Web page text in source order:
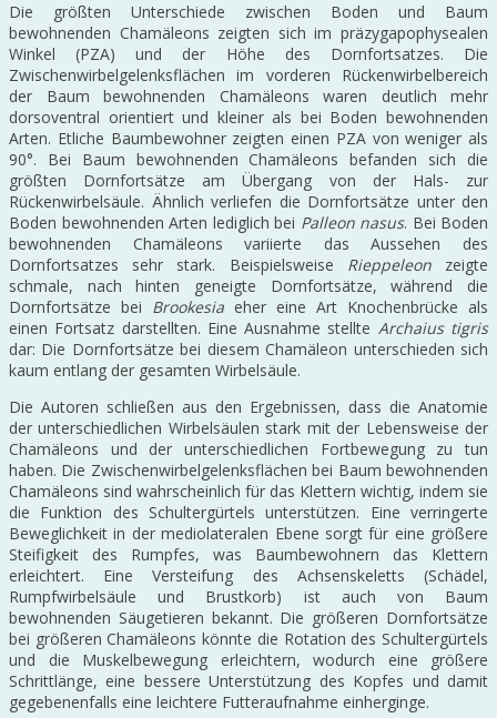
Die größten Unterschiede zwischen Boden und Baum
bewohnenden Chamäleons zeigten sich im präzygapophysealen
Winkel (PZA) und der Höhe des Dornfortsatzes. Die
Zwischenwirbelgelenksflächen im vorderen Rückenwirbelbereich
der Baum bewohnenden Chamäleons waren deutlich mehr
dorsoventral orientiert und kleiner als bei Boden bewohnenden
Arten. Etliche Baumbewohner zeigten einen PZA von weniger als
90°. Bei Baum bewohnenden Chamäleons befanden sich die
größten Dornfortsätze am Übergang von der Hals- zur
Rückenwirbelsäule. Ähnlich verliefen die Dornfortsätze unter den
Boden bewohnenden Arten lediglich bei Palleon nasus. Bei Boden
bewohnenden Chamäleons variierte das Aussehen des
Dornfortsatzes sehr stark. Beispielsweise Rieppeleonzeigte
schmale, nach hinten geneigte Dornfortsätze, während die
Dornfortsätze bei Brookesia eher eine Art Knochenbrücke als
einen Fortsatz darstellten. Eine Ausnahme stellte Archaius tigris
dar: Die Dornfortsätze bei diesem Chamäleon unterschieden sich
kaum entlang der gesamten Wirbelsäule.
Die Autoren schließen aus den Ergebnissen, dass die Anatomie
der unterschiedlichen Wirbelsäulen stark mit der Lebensweise der
Chamäleons und der unterschiedlichen Fortbewegung zu tun
haben. Die Zwischenwirbelgelenksflächen bei Baum bewohnenden
Chamäleons sind wahrscheinlich für das Klettern wichtig, indem sie
die Funktion des Schultergürtels unterstützen. Eine verringerte
Beweglichkeit in der mediolateralen Ebene sorgt für eine größere
Steifigkeit des Rumpfes, was Baumbewohnern das Klettern
erleichtert. Eine Versteifung des Achsenskeletts (Schädel,
Rumpfwirbelsäule und Brustkorb) ist auch von Baum
bewohnenden Säugetieren bekannt. Die größeren Dornfortsätze
bei größeren Chamäleons könnte die Rotation des Schultergürtels
und die Muskelbewegung erleichtern, wodurch eine größere
Schrittlänge, eine bessere Unterstützung des Kopfes und damit
gegebenenfalls eine leichtere Futteraufnahme einherginge.